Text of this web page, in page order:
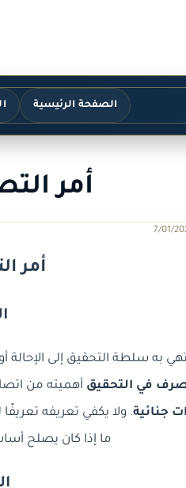
الصفحة الرئيسية
أمر
7/01/
أمر
به سلطة التحقيق إلى
في التحقيق أهميته من
جنائية. ولا يكفي تعريفه
ما إذا كان يصلح